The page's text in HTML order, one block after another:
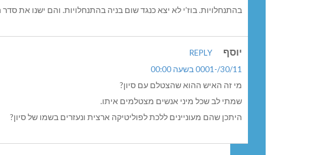
בהתנחלויות. בוז’י לא יצא כנגד שום בניה בהתנחלויות. והם ישנו את
יוסף
REPLY
30/11/-0001 בשעה 00:00
מי זה האיש ההוא שהצטלם עם סיון?
שמתי לב שכל מיני אנשים מצטלמים איתו.
היתכן שהם מעוניינים ללכת לפוליטיקה ארצית ונעזרים בשמו של סיון?